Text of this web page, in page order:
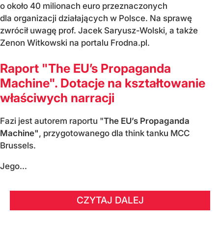
o około 40 milionach euro przeznaczonych
dla organizacji działających w Polsce. Na sprawę
zwrócił uwagę prof. Jacek Saryusz-Wolski, a także
Zenon Witkowski na portalu Frodna.pl.
Raport "The EU’s Propaganda
Machine". Dotacje na kształtowanie
właściwych narracji
Fazi jest autorem raportu "The EU’s Propaganda
Machine", przygotowanego dla think tanku MCC
Brussels.
Jego...
CZYTAJ DALEJ